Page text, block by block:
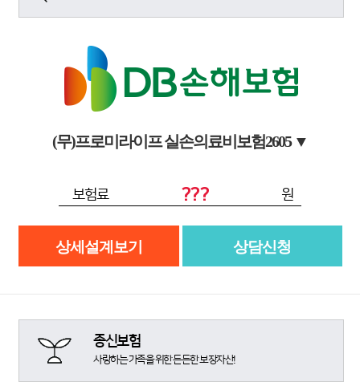
(무)프로미라이프 실손의료비보험2605 ▼
보험료 ??? 원
상세설계보기 상담신청
종신보험
사랑하는 가족을 위한 든든한 보장자산!